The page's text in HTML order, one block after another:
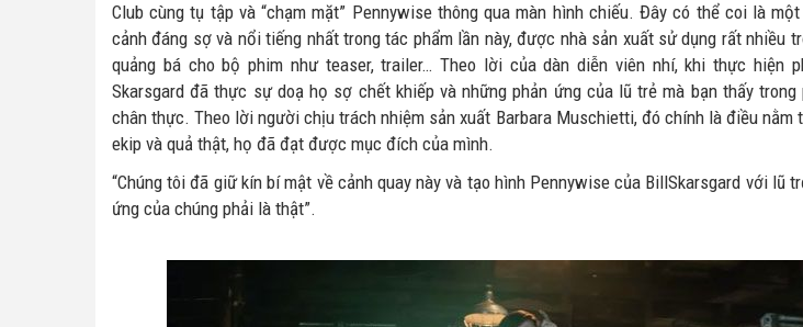
Club cùng tụ tập và “chạm mặt” Pennywise thông qua màn hình chiếu. Đây có thể coi là
cảnh đáng sợ và nổi tiếng nhất trong tác phẩm lần này, được nhà sản xuất sử dụng rất nhiều
quảng bá cho bộ phim như teaser, trailer… Theo lời của dàn diễn viên nhí, khi thực hiện
Skarsgard đã thực sự doạ họ sợ chết khiếp và những phản ứng của lũ trẻ mà bạn thấy trong
chân thực. Theo lời người chịu trách nhiệm sản xuất Barbara Muschietti, đó chính là điều nằm
ekip và quả thật, họ đã đạt được mục đích của mình.
“Chúng tôi đã giữ kín bí mật về cảnh quay này và tạo hình Pennywise của BillSkarsgard với lũ
ứng của chúng phải là thật”.